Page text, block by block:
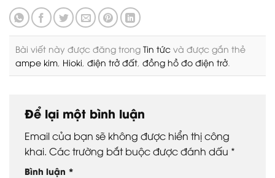
Bài viết này được đăng trong Tin tức và được gắn thẻ
ampe kim, Hioki, điện trở đất, đồng hồ đo điện trở.
Để lại một bình luận
Email của bạn sẽ không được hiển thị công
khai. Các trường bắt buộc được đánh dấu *
Bình luận *